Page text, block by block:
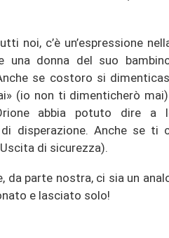
noi, c’è un’espressione
una donna del suo
se costoro si
(io non ti dimenticherò
abbia potuto dire a
di disperazione. Anche se ti
di sicurezza).
da parte nostra, ci sia un
e lasciato solo!